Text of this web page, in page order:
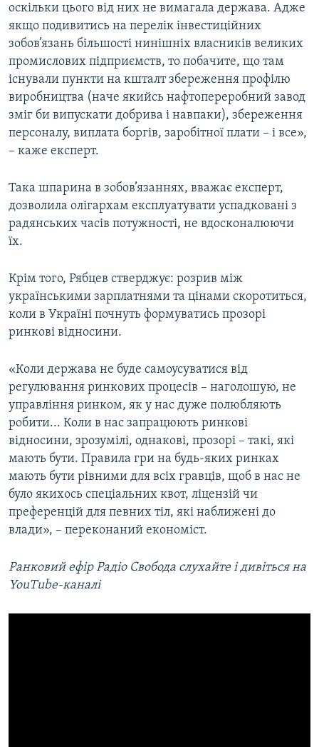
оскільки цього від них не вимагала держава. Адже
якщо подивитись на перелік інвестиційних
зобов’язань більшості нинішніх власників великих
промислових підприємств, то побачите, що там
існували пункти на кшталт збереження профілю
виробництва (наче якийсь нафтопереробний завод
зміг би випускати добрива і навпаки), збереження
персоналу, виплата боргів, заробітної плати – і все»,
– каже експерт.
Така шпарина в зобов’язаннях, вважає експерт,
дозволила олігархам експлуатувати успадковані з
радянських часів потужності, не вдосконалюючи
їх.
Крім того, Рябцев стверджує: розрив між
українськими зарплатнями та цінами скоротиться,
коли в Україні почнуть формуватись прозорі
ринкові відносини.
«Коли держава не буде самоусуватися від
регулювання ринкових процесів – наголошую, не
управління ринком, як у нас дуже полюбляють
робити... Коли в нас запрацюють ринкові
відносини, зрозумілі, однакові, прозорі – такі, які
мають бути. Правила гри на будь-яких ринках
мають бути рівними для всіх гравців, щоб в нас не
було якихось спеціальних квот, ліцензій чи
преференцій для певних тіл, які наближені до
влади», – переконаний економіст.
Ранковий ефір Радіо Свобода слухайте і дивіться на
YouTube-каналі